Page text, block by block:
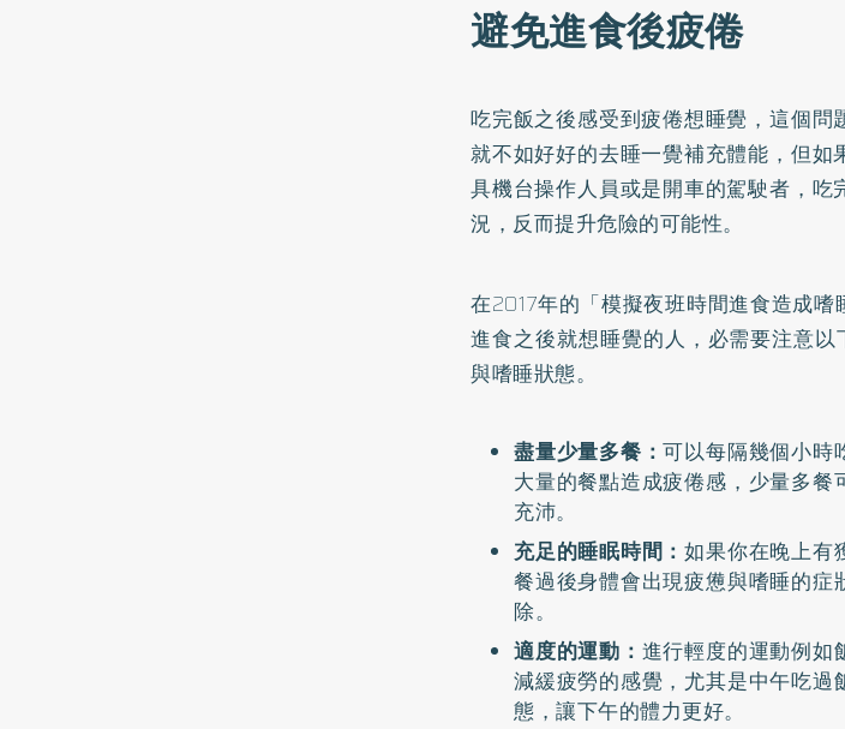
避免進食後疲倦
吃完飯之後感受到疲倦想睡覺，這個
就不如好好的去睡一覺補充體能，但
具機台操作人員或是開車的駕駛者，
況，反而提升危險的可能性。
在2017年的「模擬夜班時間進食造成嗜
進食之後就想睡覺的人，必需要注意
與嗜睡狀態。
盡量少量多餐：可以每隔幾個小時
大量的餐點造成疲倦感，少量多
充沛。
充足的睡眠時間：如果你在晚上有
餐過後身體會出現疲憊與嗜睡的
除。
適度的運動： 進行輕度的運動例如
減緩疲勞的感覺，尤其是中午吃
態，讓下午的體力更好。